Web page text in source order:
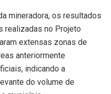
mineradora, os resultados
realizadas no Projeto
extensas zonas de
anteriormente
indicando a
do volume de